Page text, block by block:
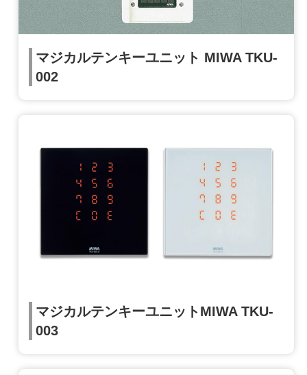
マジカルテンキーユニット MIWA TKU-
002
マジカルテンキーユニットMIWA TKU-
003